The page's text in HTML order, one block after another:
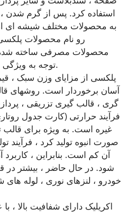
استفاده کرد. پس از گرم شدن
به محصولات مختلف شیشه ای
رو نام محصولات
محصولات مصرفی ساخته شده
توجه به ویژگی های خوب آنها اشاره دارد.
آسان برخوردار است. روشهای
گری ، قالب گیری تزریقی ،
فرآیند حرارتی (کارت جدول
غیره است. به ویژه برای قالب
صورت انبوه تولید کرد ، فرآیند
آن کم است. بنابراین ،
شود. در حال حاضر ، بیشتر در
خودرو ، لنزهای نوری ، لوله